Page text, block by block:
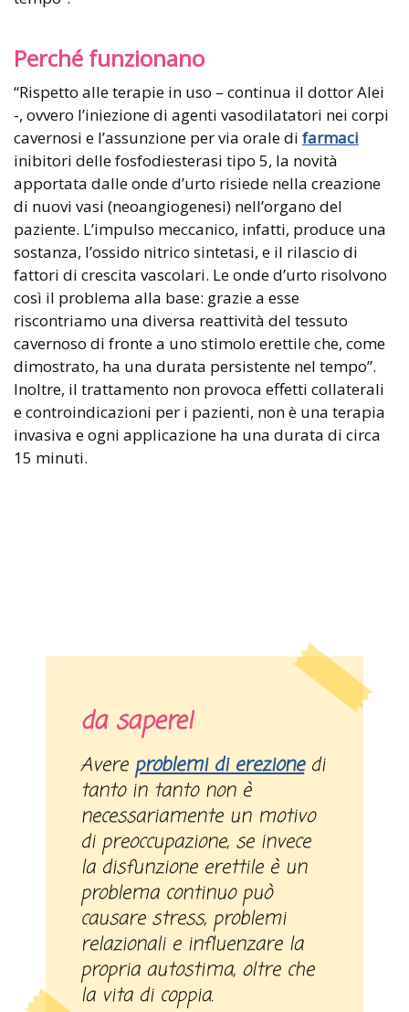
Perché funzionano
“Rispetto alle terapie in uso – continua il dottor Alei
-, ovvero l’iniezione di agenti vasodilatatori nei corpi
cavernosi e l’assunzione per via orale di farmaci
inibitori delle fosfodiesterasi tipo 5, la novità
apportata dalle onde d’urto risiede nella creazione
di nuovi vasi (neoangiogenesi) nell’organo del
paziente. L’impulso meccanico, infatti, produce una
sostanza, l’ossido nitrico sintetasi, e il rilascio di
fattori di crescita vascolari. Le onde d’urto risolvono
così il problema alla base: grazie a esse
riscontriamo una diversa reattività del tessuto
cavernoso di fronte a uno stimolo erettile che, come
dimostrato, ha una durata persistente nel tempo”.
Inoltre, il trattamento non provoca effetti collaterali
e controindicazioni per i pazienti, non è una terapia
invasiva e ogni applicazione ha una durata di circa
15 minuti.
da sapere!
Avere problemi di erezionedi
tanto in tanto non è
necessariamente un motivo
di preoccupazione, se invece
la disfunzione erettile è un
problema continuo può
causare stress, problemi
relazionali e influenzare la
propria autostima, oltre che
la vita di coppia.